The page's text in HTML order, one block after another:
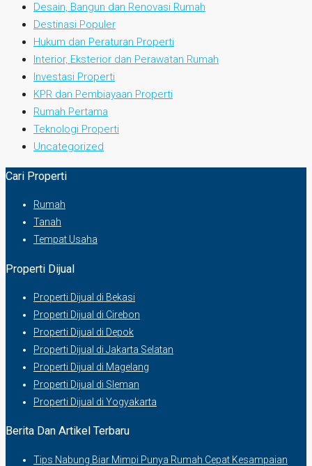
Desain, Bangun dan Renovasi Rumah
Destinasi Populer
Hukum dan Peraturan Properti
Interior, Eksterior dan Perawatan Rumah
Investasi Properti
KPR dan Pembiayaan Properti
Rumah Pertama
Teknologi Properti
Uncategorized
Cari Properti
Rumah
Tanah
Tempat Usaha
Properti Dijual
Properti Dijual di Bekasi
Properti Dijual di Cirebon
Properti Dijual di Depok
Properti Dijual di Jakarta Selatan
Properti Dijual di Magelang
Properti Dijual di Sleman
Properti Dijual di Yogyakarta
Berita Dan Artikel Terbaru
Tips Nabung Biar Mimpi Punya Rumah Cepat Kesampaian